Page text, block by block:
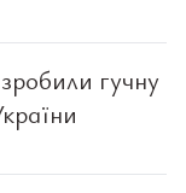
гучну